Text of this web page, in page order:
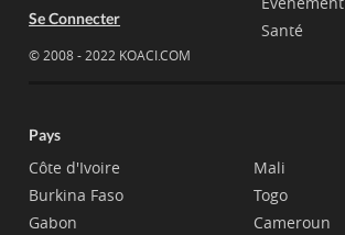
Se Connecter
© 2008 - 2022 KOACI.COM
Santé
Pays
Côte d'Ivoire
Burkina Faso
Gabon
Mali
Togo
Cameroun